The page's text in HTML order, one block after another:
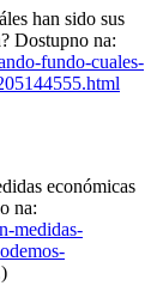
han sido sus
Dostupno na:
fundo-cuales-
económicas
na:
medidas-